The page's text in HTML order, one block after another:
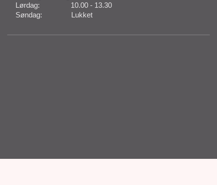
Lørdag: 10.00 - 13.30
Søndag: Lukket